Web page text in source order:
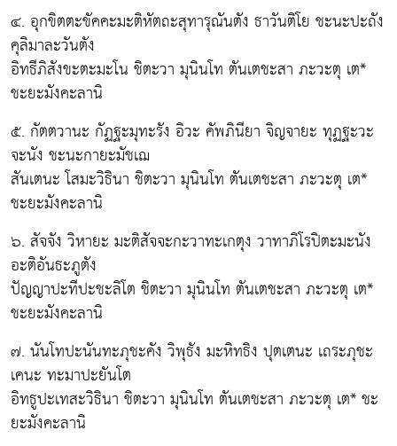
๔. อุกขิตตะขัคคะมะติหัตถะสุทารุณันตัง ธาวันติโย ชะนะปะถัง
คุลิมาละวันตัง
อิทธีภิสังขะตะมะโน ชิตะวา มุนินโท ตันเตชะสา ภะวะตุ เต*
ชะยะมังคะลานิ
๕. กัตตวานะ กัฏฐะมุทะรัง อิวะ คัพภินียา จิญจายะ ทุฏฐะวะ
จะนัง ชะนะกายะมัชเฌ
สันเตนะ โสมะวิธินา ชิตะวา มุนินโท ตันเตชะสา ภะวะตุ เต*
ชะยะมังคะลานิ
๖. สัจจัง วิหายะ มะติสัจจะกะวาทะเกตุง วาทาภิโรปิตะมะนัง
อะติอันธะภูตัง
ปัญญาปะทีปะชะลิโต ชิตะวา มุนินโท ตันเตชะสา ภะวะตุ เต*
ชะยะมังคะลานิ
๗. นันโทปะนันทะภุชะคัง วิพุธัง มะหิทธิง ปุตเตนะ เถระภุชะ
เคนะ ทะมาปะยันโต
อิทธูปะเทสะวิธินา ชิตะวา มุนินโท ตันเตชะสา ภะวะตุ เต* ชะ
ยะมังคะลานิ